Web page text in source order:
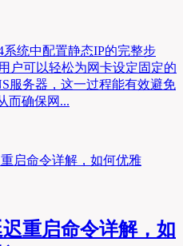
系统中配置静态IP的完整步
户可以轻松为网卡设定固定的
服务器，这一过程能有效避免
而确保网...
重启命令详解，如